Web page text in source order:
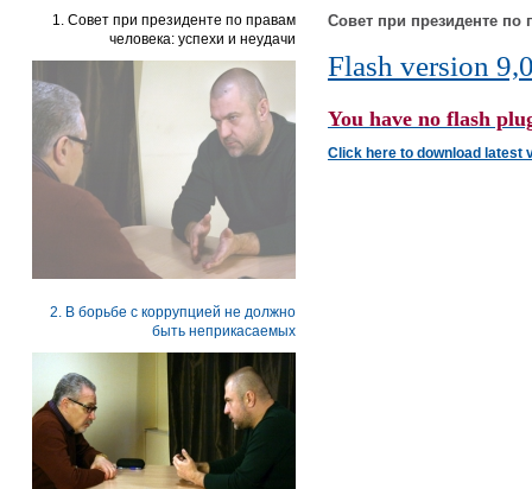
1. Совет при президенте по правам
человека: успехи и неудачи
2. В борьбе с коррупцией не должно
быть неприкасаемых
Совет при президенте по
Flash version
You have no flash
Click here to download latest